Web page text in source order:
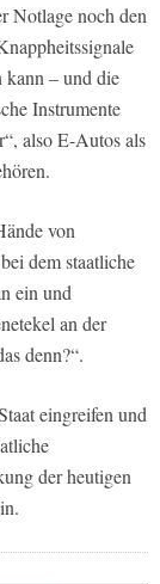
Notlage noch den
kann – und die
Instrumente
also E-Autos als
von
dem staatliche
ein und
an der
denn?“.
eingreifen und
der heutigen